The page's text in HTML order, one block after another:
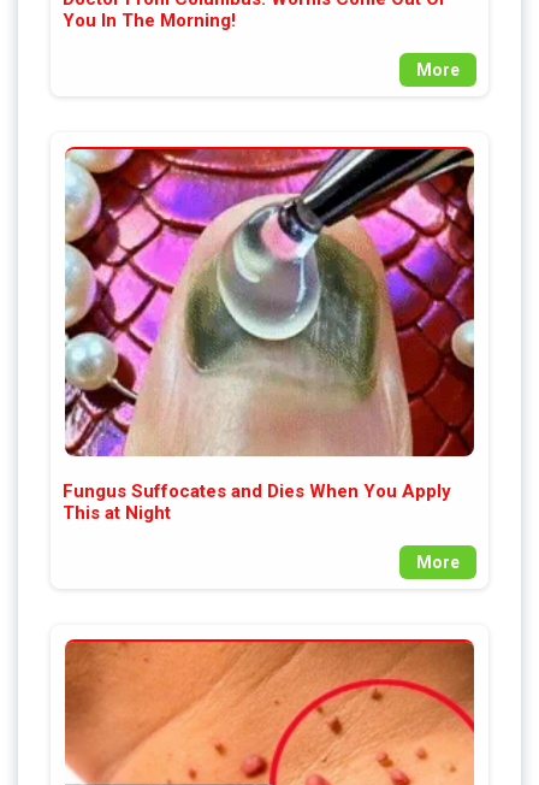
You In The Morning!
More
Fungus Suffocates and Dies When You Apply
This at Night
More